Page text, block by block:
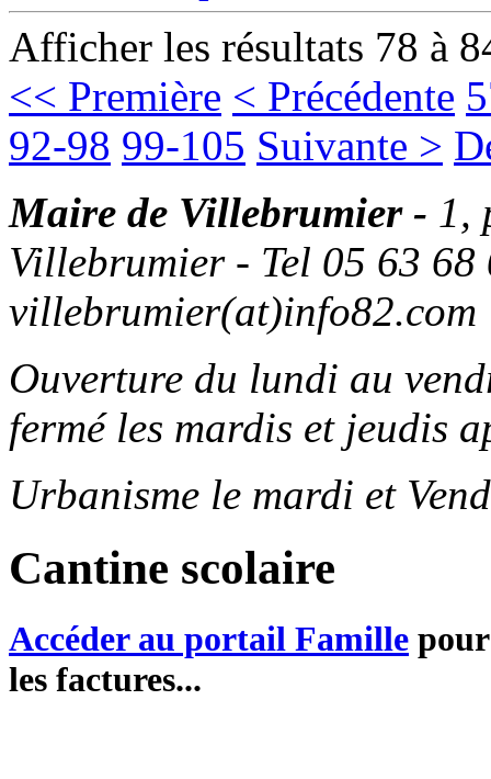
Afficher les résultats 78 à
<< Première < Précédente
92-98 99-105 Suivante >
Maire de Villebrumier - 1,
Villebrumier - Tel 05 63
villebrumier(at)info82.com
Ouverture du lundi au
fermé les mardis et jeudis
Urbanisme le mardi et
Cantine scolaire
Accéder au portail Famille
les factures...